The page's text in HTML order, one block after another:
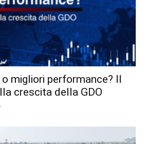
migliori performance? Il
crescita della GDO